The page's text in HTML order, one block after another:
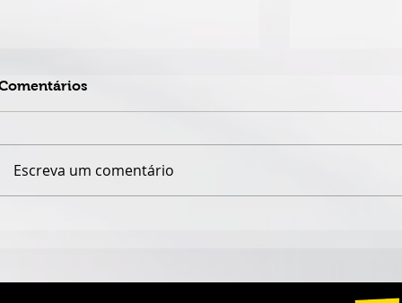
MATURIDADE E O
Escreva um comentário